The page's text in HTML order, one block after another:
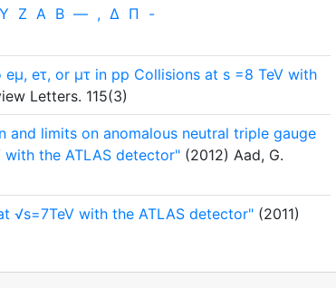
Y Z Α Β — , Δ Π -
eτ, or μτ in pp Collisions at s =8 TeV with
Letters. 115(3)
limits on anomalous neutral triple gauge
the ATLAS detector" (2012) Aad, G.
√s=7TeV with the ATLAS detector" (2011)